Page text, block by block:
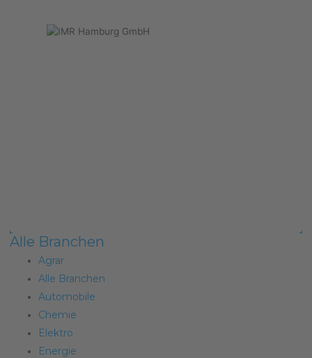
Alle Branchen
Agrar
Alle Branchen
Automobile
Chemie
Elektro
Energie